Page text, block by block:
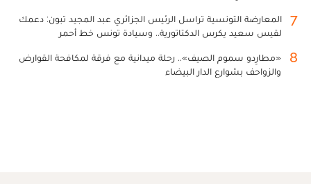
7
المعارضة التونسية تراسل الرئيس الجزائري عبد المجيد تبون: دعمك
لقيس سعيد يكرس الدكتاتورية.. وسيادة تونس خط أحمر
8
«مطارِدو سموم الصيف».. رحلة ميدانية مع فرقة لمكافحة القوارض
والزواحف بشوارع الدار البيضاء